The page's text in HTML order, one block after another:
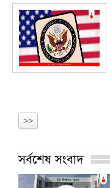
>>
সর্বশেষ সংবাদ